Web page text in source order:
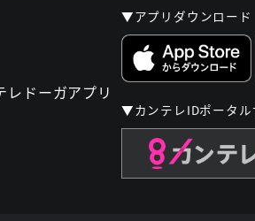
▼アプリダウンロード
▼カンテレIDポータル